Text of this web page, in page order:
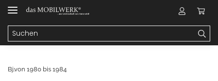
Bj.von 1980 bis 1984